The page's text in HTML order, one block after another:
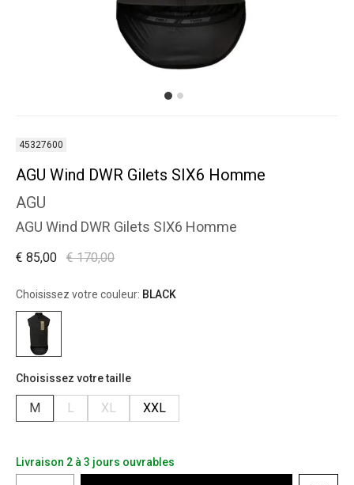
45327600
AGU Wind DWR Gilets SIX6 Homme
AGU
AGU Wind DWR Gilets SIX6 Homme
€ 170,00
€ 85,00
Choisissez votre couleur: BLACK
Choisissez votre taille
M L XL XXL
Livraison 2 à 3 jours ouvrables